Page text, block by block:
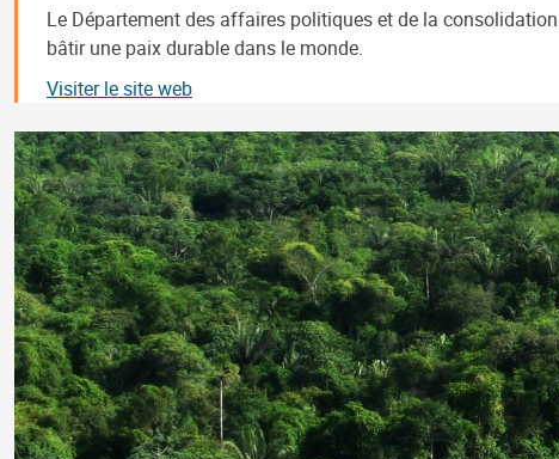
Le Département des affaires politiques et de la
bâtir une paix durable dans le monde.
Visiter le site web